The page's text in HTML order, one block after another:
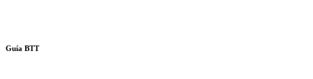
Guía BTT